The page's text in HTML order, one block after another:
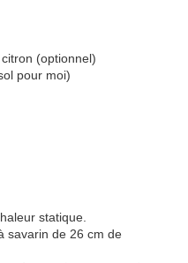
(optionnel)
pour moi)
statique.
savarin de 26 cm de